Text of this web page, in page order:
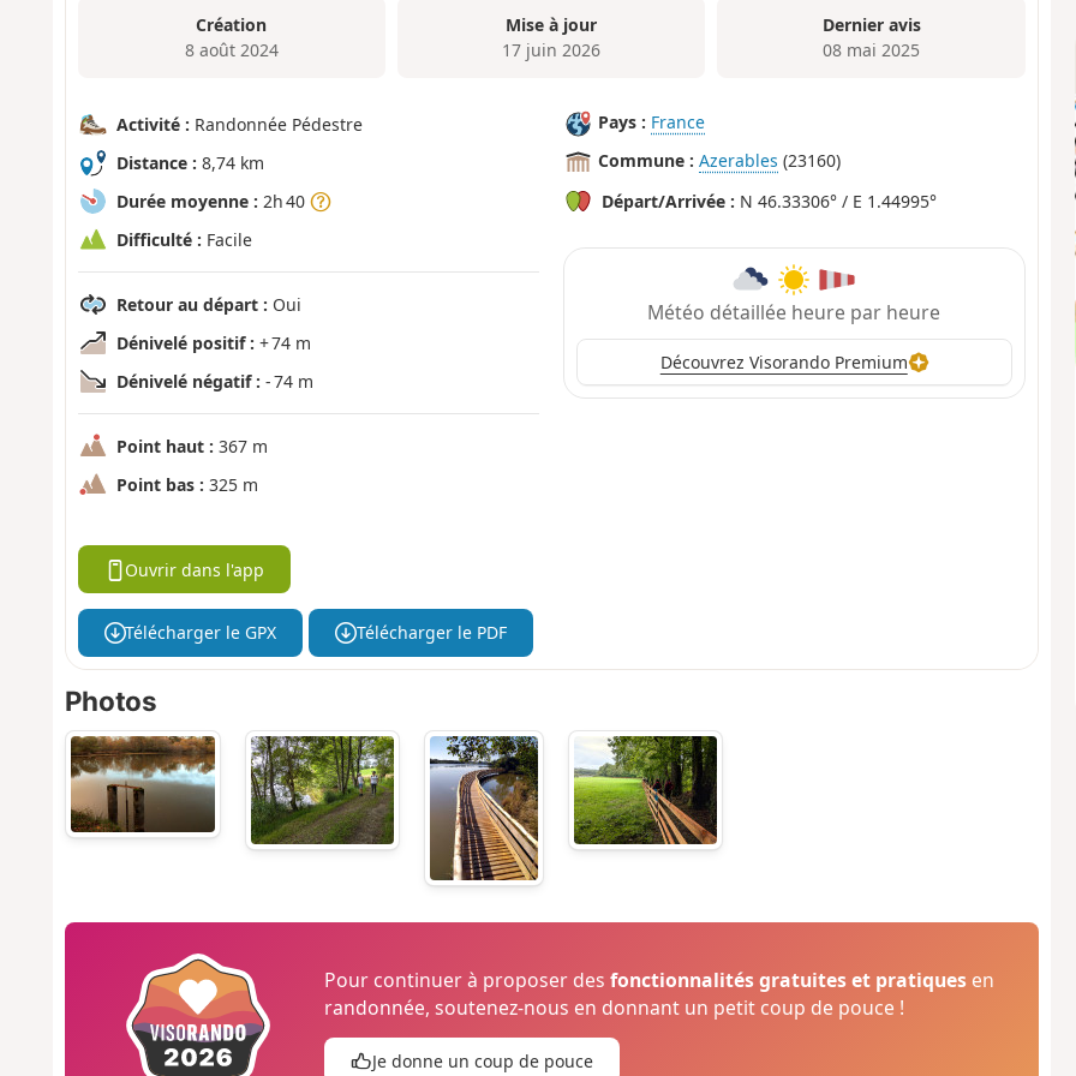
Création
8 août 2024
Mise à jour
17 juin 2026
Dernier avis
08 mai 2025
Activité : Randonnée Pédestre
Distance : 8,74 km
Durée moyenne : 2h 40
Difficulté : Facile
Retour au départ : Oui
Dénivelé positif : + 74 m
Dénivelé négatif : - 74 m
Point haut : 367 m
Point bas : 325 m
Pays : France
Commune : Azerables (23160)
Départ/Arrivée : N 46.33306° / E 1.44995°
Météo détaillée heure par heure
Découvrez Visorando Premium
Ouvrir dans l'app
Télécharger le GPX Télécharger le PDF
Photos
Pour continuer à proposer desfonctionnalités gratuites et pratiques en
randonnée, soutenez-nous en donnant un petit coup de pouce !
Je donne un coup de pouce